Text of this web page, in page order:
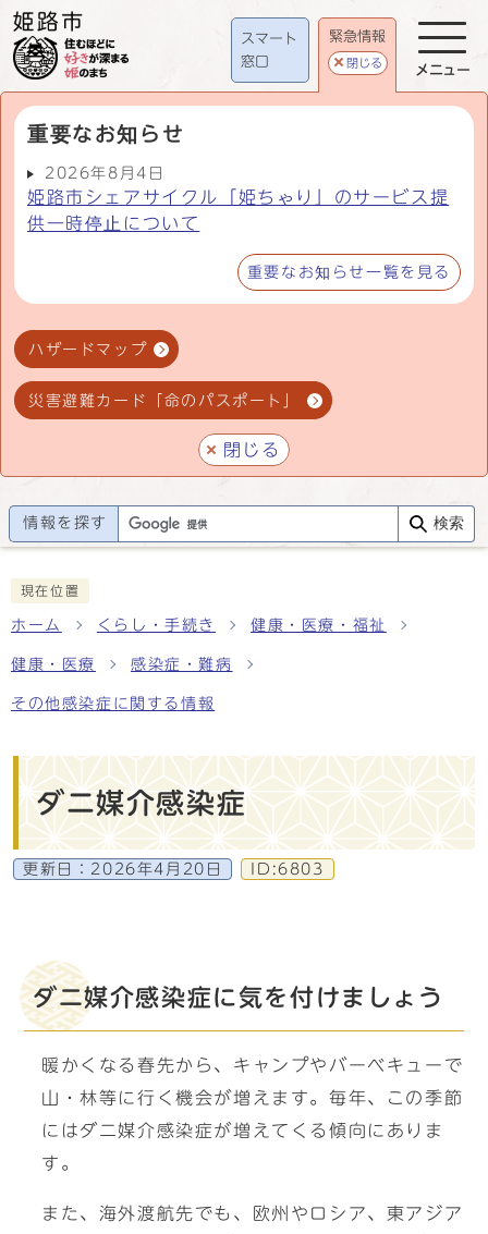
スマート
窓口
緊急情報
閉じる
重要なお知らせ
2026年8月4日
姫路市シェアサイクル「姫ちゃり」のサービス提
供一時停止について
重要なお知らせ一覧を見る
ハザードマップ
災害避難カード「命のパスポート」
閉じる
メニュー
情報を探す 検索
現在位置
ホーム くらし・手続き 健康・医療・福祉
健康・医療 感染症・難病
その他感染症に関する情報
ダニ媒介感染症
更新日： 2026年4月20日 ID:6803
ダニ媒介感染症に気を付けましょう
暖かくなる春先から、キャンプやバーベキューで
山・林等に行く機会が増えます。毎年、この季節
にはダニ媒介感染症が増えてくる傾向にありま
す。
また、海外渡航先でも、欧州やロシア、東アジア